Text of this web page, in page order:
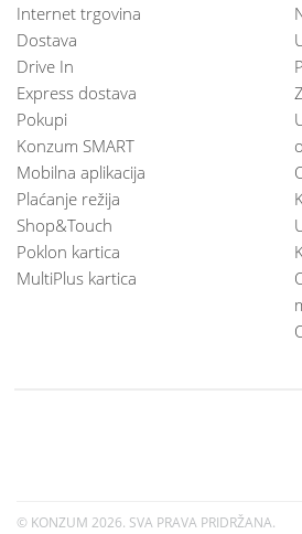
Internet trgovina
Dostava
Drive In
Express dostava
Pokupi
Konzum SMART
Mobilna aplikacija
Plaćanje režija
Shop&Touch
Poklon kartica
MultiPlus kartica
© KONZUM 2026. SVA PRAVA PRIDRŽANA.